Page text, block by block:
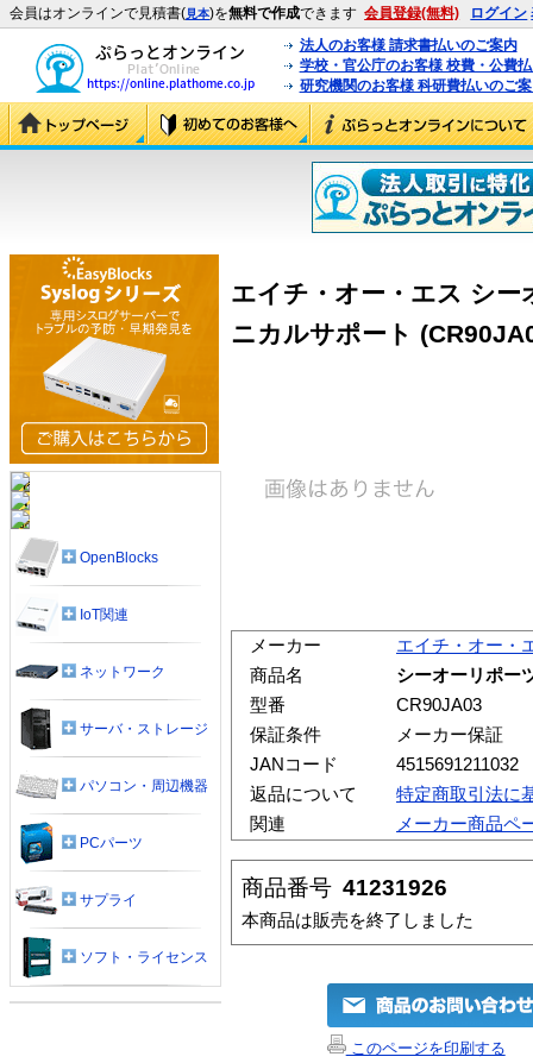
会員はオンラインで見積書(見本)を無料で作成できます 会員登録(無料) ログイン
法人のお客様 請求書払いのご案内
学校・官公庁のお客様 校費・公費
研究機関のお客様 科研費払いのご
エイチ・オー・エス シ
ニカルサポート
メーカー
エイチ・オー・
商品名
シーオーリポー
型番
CR90JA03
保証条件
メーカー保証
JANコード
4515691211032
返品について
特定商取引法に
関連
メーカー商品ペ
商品番号 41231926
本商品は販売を終了しました
このページを印刷する
OpenBlocks
IoT関連
ネットワーク
サーバ・ストレージ
パソコン・周辺機器
PCパーツ
サプライ
ソフト・ライセンス